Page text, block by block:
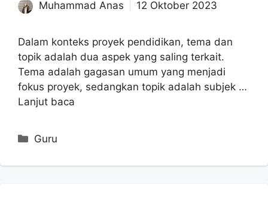
Muhammad Anas 12 Oktober 2023
Dalam konteks proyek pendidikan, tema dan
topik adalah dua aspek yang saling terkait.
Tema adalah gagasan umum yang menjadi
fokus proyek, sedangkan topik adalah subjek …
Lanjut baca
Kategori
Guru